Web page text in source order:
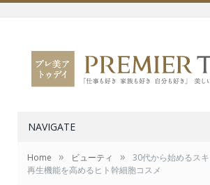
NAVIGATE
Home » ビューティ »
30代から始めるス
再生機能を高めるヒト幹細胞コスメ